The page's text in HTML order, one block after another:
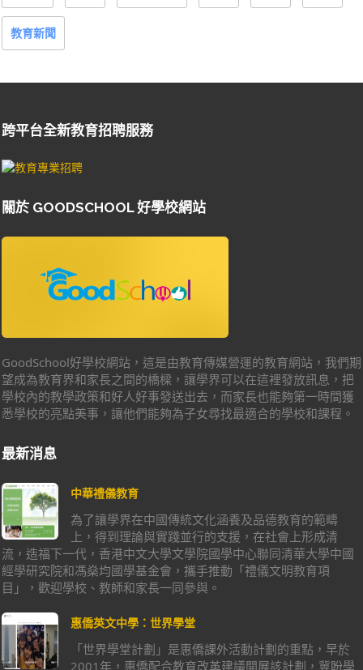
教育新聞
跨平台全新教育招聘服務
關於 GOODSCHOOL 好學校網站
GoodSchool好學校網站，這是由教育傳媒營運的教育網站，我們期
望成為教育界和家長之間的橋樑，讓學界可以在這裡發放訊息，把
學校內的教學政策和好人好事發送出去，而家長也能夠第一時間獲
悉學校的亮點美事，讓他們能夠為子女尋找最適合的學校和課程。
最新消息
中華禮儀教育
為了讓學界在中國傳統文化涵養及品德教育的範疇
上，得到理論與實踐並行的支援，在社會上形成清
流，造福下一代，香港中文大學文學院國學中心聯同清華大學中國
經學研究院和馮燊均國學基金會，攜手推動「禮儀文明教育項
目」，歡迎學校、教師和家長一同參與。
惠僑英文中學：世界學堂
「世界學堂計劃」是惠僑課外活動計劃的重點，早於
2001年，惠僑配合教育改革建議開展該計劃，冀盼學